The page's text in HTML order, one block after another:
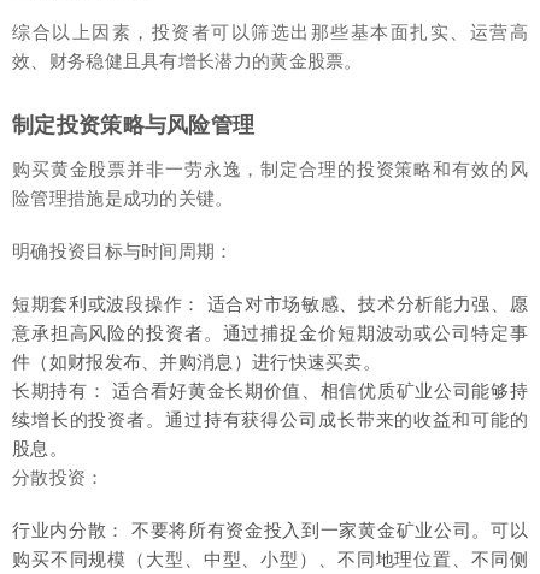
综合以上因素，投资者可以筛选出那些基本面扎实、运营高
效、财务稳健且具有增长潜力的黄金股票。
制定投资策略与风险管理
购买黄金股票并非一劳永逸，制定合理的投资策略和有效的风
险管理措施是成功的关键。
明确投资目标与时间周期：
短期套利或波段操作： 适合对市场敏感、技术分析能力强、愿
意承担高风险的投资者。通过捕捉金价短期波动或公司特定事
件（如财报发布、并购消息）进行快速买卖。
长期持有： 适合看好黄金长期价值、相信优质矿业公司能够持
续增长的投资者。通过持有获得公司成长带来的收益和可能的
股息。
分散投资：
行业内分散： 不要将所有资金投入到一家黄金矿业公司。可以
购买不同规模（大型、中型、小型）、不同地理位置、不同侧